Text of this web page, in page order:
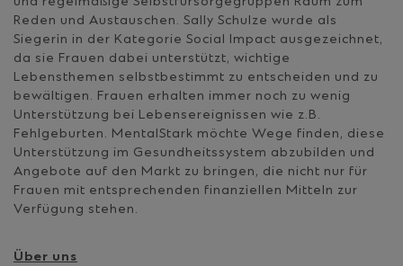
Reden und Austauschen. Sally Schulze wurde als
Siegerin in der Kategorie Social Impact ausgezeichnet,
da sie Frauen dabei unterstützt, wichtige
Lebensthemen selbstbestimmt zu entscheiden und zu
bewältigen. Frauen erhalten immer noch zu wenig
Unterstützung bei Lebensereignissen wie z.B.
Fehlgeburten. MentalStark möchte Wege finden, diese
Unterstützung im Gesundheitssystem abzubilden und
Angebote auf den Markt zu bringen, die nicht nur für
Frauen mit entsprechenden finanziellen Mitteln zur
Verfügung stehen.
Über uns